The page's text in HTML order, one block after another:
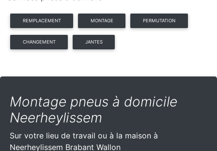
REMPLACEMENT MONTAGE PERMUTATION
CHANGEMENT JANTES
Montage pneus à domicile
Neerheylissem
Sur votre lieu de travail ou à la maison à
Neerheylissem Brabant Wallon